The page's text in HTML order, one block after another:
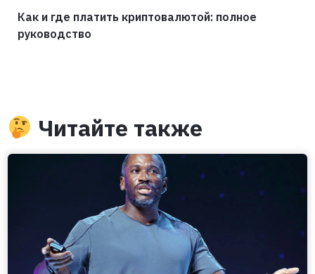
Как и где платить криптовалютой: полное
руководство
Читайте также